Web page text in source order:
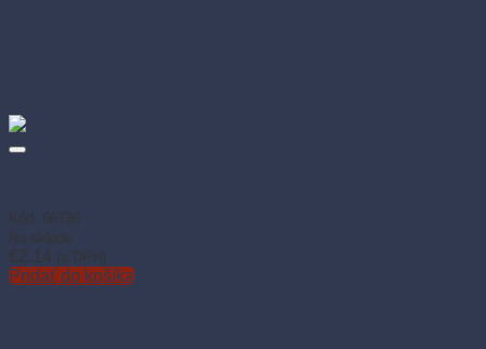
Kód: 66736
Na sklade
€2.14 (s DPH)
Pridať do košíka